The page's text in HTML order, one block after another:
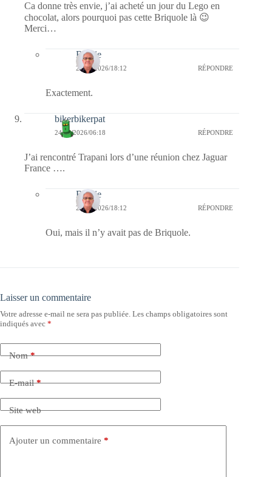
Ca donne très envie, j’ai acheté un jour du Lego en
chocolat, alors pourquoi pas cette Briquole là 😉
Merci…
Bernie
26/02/2026/18:12 RÉPONDRE
Exactement.
bikerbikerpat
24/02/2026/06:18 RÉPONDRE
J’ai rencontré Trapani lors d’une réunion chez Jaguar
France ….
Bernie
26/02/2026/18:12 RÉPONDRE
Oui, mais il n’y avait pas de Briquole.
Laisser un commentaire
Votre adresse e-mail ne sera pas publiée. Les champs obligatoires sont
indiqués avec *
Nom*
E-mail*
Site web
Ajouter un commentaire *